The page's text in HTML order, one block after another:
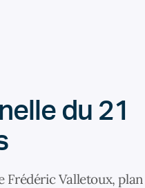
du 21
Frédéric Valletoux, plan